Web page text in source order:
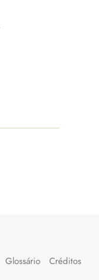
Glossário Créditos